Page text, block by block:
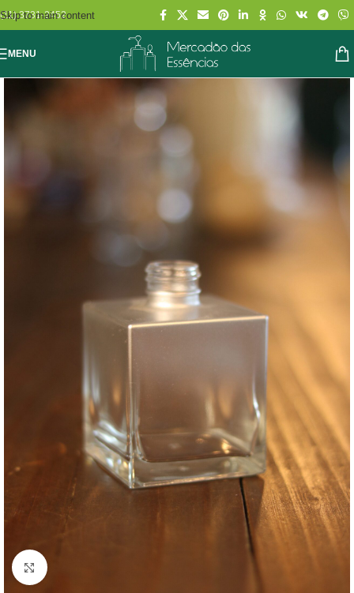
Skip to main content
(11) 3731-2452
MENU
Clique para ampliar